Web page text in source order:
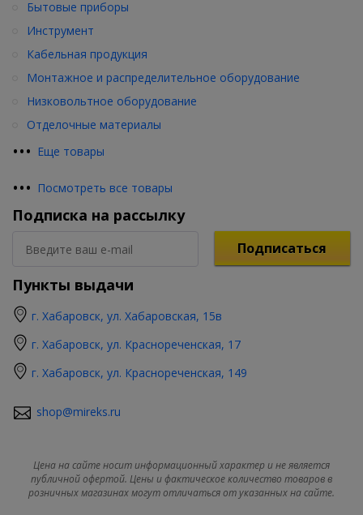
••• Еще товары
Бытовые приборы
Инструмент
Кабельная продукция
Монтажное и распределительное оборудование
Низковольтное оборудование
Отделочные материалы
••• Посмотреть все товары
Подписка на рассылку
Подписаться
Пункты выдачи
г. Хабаровск, ул. Хабаровская, 15в
г. Хабаровск, ул. Краснореченская, 17
г. Хабаровск, ул. Краснореченская, 149
shop@mireks.ru
Цена на сайте носит информационный характер и не является
публичной офертой. Цены и фактическое количество товаров в
розничных магазинах могут отличаться от указанных на сайте.